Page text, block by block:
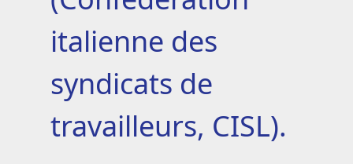
italienne des
syndicats de
travailleurs, CISL).